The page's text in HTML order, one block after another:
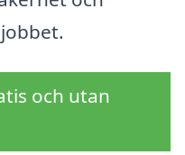
och utan